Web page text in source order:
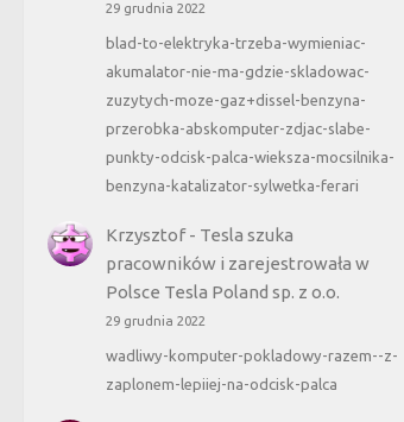
29 grudnia 2022
blad-to-elektryka-trzeba-wymieniac-
akumalator-nie-ma-gdzie-skladowac-
zuzytych-moze-gaz+dissel-benzyna-
przerobka-abskomputer-zdjac-slabe-
punkty-odcisk-palca-wieksza-mocsilnika-
benzyna-katalizator-sylwetka-ferari
Krzysztof- Tesla szuka
pracowników i zarejestrowała w
Polsce Tesla Poland sp. z o.o.
29 grudnia 2022
wadliwy-komputer-pokladowy-razem--z-
zaplonem-lepiiej-na-odcisk-palca